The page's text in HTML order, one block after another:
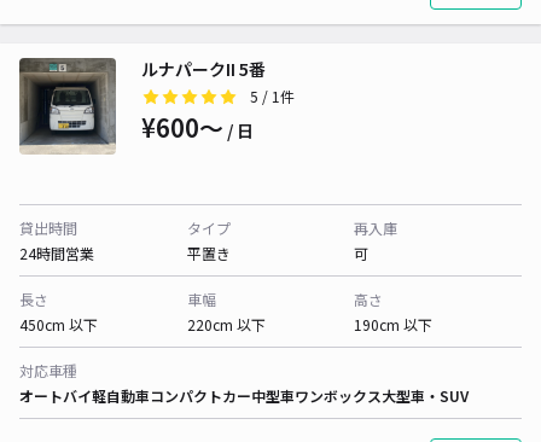
ルナパークII 5番
5 / 1件
¥600〜 / 日
貸出時間
24時間営業
タイプ
平置き
再入庫
可
長さ
450cm 以下
車幅
220cm 以下
高さ
190cm 以下
対応車種
オートバイ軽自動車コンパクトカー中型車ワンボックス大型車・SUV